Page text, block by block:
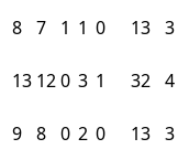
8 7 1 1 0 13 3
13 120 3 1 32 4
9 8 0 2 0 13 3